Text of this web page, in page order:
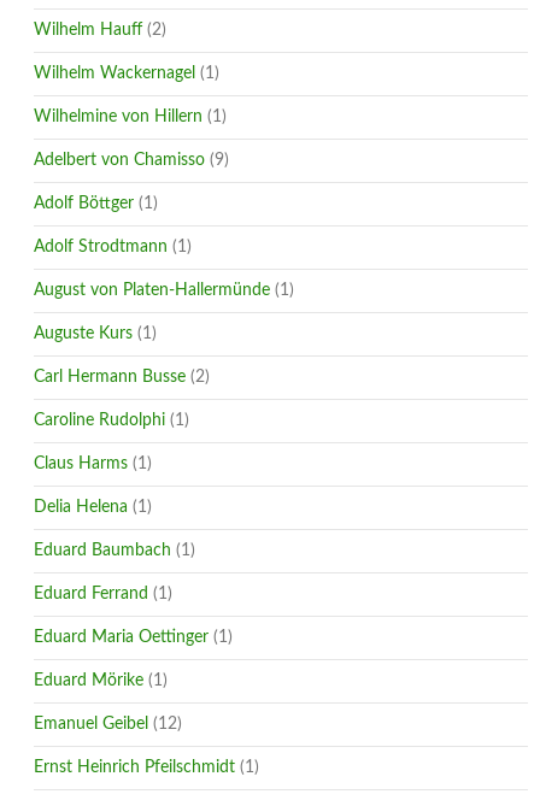
Wilhelm Hauff(2)
Wilhelm Wackernagel (1)
Wilhelmine von Hillern (1)
Adelbert von Chamisso (9)
Adolf Böttger (1)
Adolf Strodtmann (1)
August von Platen-Hallermünde (1)
Auguste Kurs (1)
Carl Hermann Busse (2)
Caroline Rudolphi (1)
Claus Harms (1)
Delia Helena (1)
Eduard Baumbach (1)
Eduard Ferrand (1)
Eduard Maria Oettinger (1)
Eduard Mörike (1)
Emanuel Geibel (12)
Ernst Heinrich Pfeilschmidt (1)